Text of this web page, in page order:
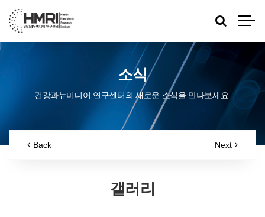
소식
건강과뉴미디어 연구센터의 새로운 소식을 만나보세요.
Back Next
갤러리